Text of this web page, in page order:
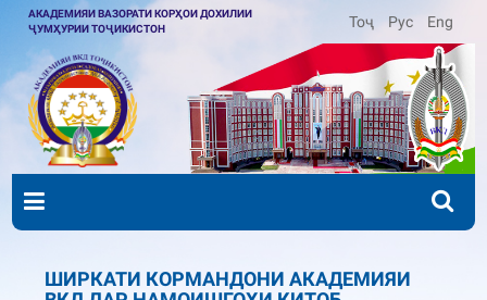
АКАДЕМИЯИ ВАЗОРАТИ КОРҲОИ ДОХИЛИИ
ҶУМҲУРИИ ТОҶИКИСТОН
Тоҷ Рус Eng
ШИРКАТИ КОРМАНДОНИ АКАДЕМИЯИ